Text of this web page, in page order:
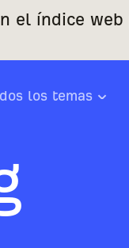
el índice
los temas